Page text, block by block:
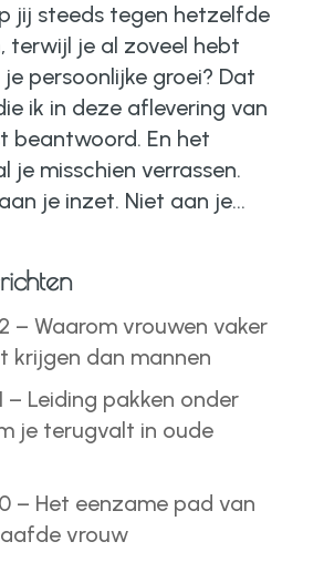
jij steeds tegen hetzelfde
terwijl je al zoveel hebt
persoonlijke groei? Dat
ik in deze aflevering van
beantwoord. En het
je misschien verrassen.
je inzet. Niet aan je...
– Waarom vrouwen vaker
krijgen dan mannen
– Leiding pakken onder
je terugvalt in oude
– Het eenzame pad van
vrouw